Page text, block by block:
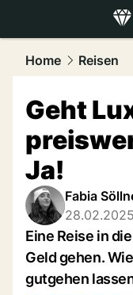
luxury.
Home Reisen
Geht
Ja!
Fabia
Eine Reise in
Geld gehen.
gutgehen